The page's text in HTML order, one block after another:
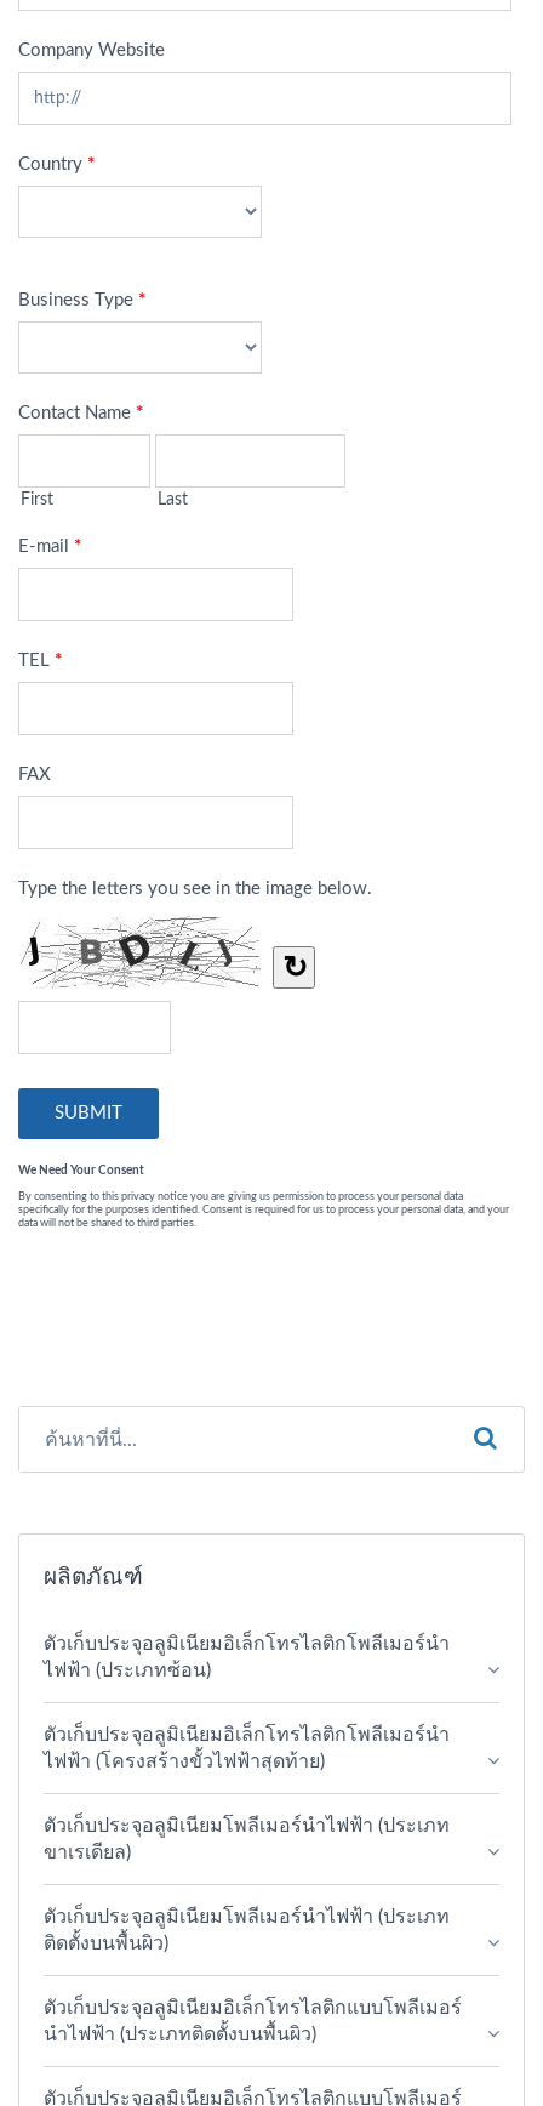
ผลิตภัณฑ์
ตัวเก็บประจุอลูมิเนียมอิเล็กโทรไลติกโพลีเมอร์นำ
ไฟฟ้า (ประเภทซ้อน)
ตัวเก็บประจุอลูมิเนียมอิเล็กโทรไลติกโพลีเมอร์นำ
ไฟฟ้า (โครงสร้างขั้วไฟฟ้าสุดท้าย)
ตัวเก็บประจุอลูมิเนียมโพลีเมอร์นำไฟฟ้า (ประเภท
ขาเรเดียล)
ตัวเก็บประจุอลูมิเนียมโพลีเมอร์นำไฟฟ้า (ประเภท
ติดตั้งบนพื้นผิว)
ตัวเก็บประจุอลูมิเนียมอิเล็กโทรไลติกแบบโพลีเมอร์
นำไฟฟ้า (ประเภทติดตั้งบนพื้นผิว)
ตัวเก็บประจุอลูมิเนียมอิเล็กโทรไลติกแบบโพลีเมอร์